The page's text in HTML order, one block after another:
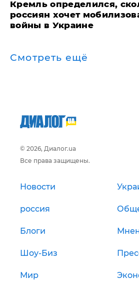
Кремль определился,
россиян хочет
войны в Украине
Смотреть ещё
© 2026, Диалог.ua
Все права защищены.
Новости
россия
Блоги
Шоу-Биз
Мир